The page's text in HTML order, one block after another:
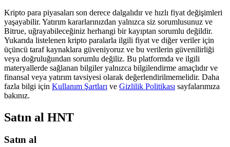
Krediler
Kripto destekli borçlanma hizmeti
Kripto para piyasaları son derece dalgalıdır ve hızlı fiyat değişimleri
yaşayabilir. Yatırım kararlarınızdan yalnızca siz sorumlusunuz ve
Bitrue, uğrayabileceğiniz herhangi bir kayıptan sorumlu değildir.
Yukarıda listelenen kripto paralarla ilgili fiyat ve diğer veriler için
üçüncü taraf kaynaklara güveniyoruz ve bu verilerin güvenilirliği
veya doğruluğundan sorumlu değiliz. Bu platformda ve ilgili
materyallerde sağlanan bilgiler yalnızca bilgilendirme amaçlıdır ve
finansal veya yatırım tavsiyesi olarak değerlendirilmemelidir. Daha
fazla bilgi için Kullanım Şartları ve Gizlilik Politikası sayfalarımıza
bakınız.
Satın al HNT
Satın al